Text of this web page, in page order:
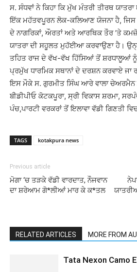
ਸ. ਸੰਧਵਾਂ ਨੇ ਕਿਹਾ ਕਿ ਮੁੱਖ ਮੰਤਰੀ ਤੀਰਥ
ਇੱਕ ਮਹੱਤਵਪੂਰਨ ਲੋਕ-ਕਲਿਆਣ ਯੋਜਨਾ ਹੈ, ਜਿਸ
ਦੇ ਨਾਗਰਿਕਾਂ, ਔਰਤਾਂ ਅਤੇ ਆਰਥਿਕ ਤੌਰ ’ਤੇ
ਯਾਤਰਾ ਦੀ ਸਹੂਲਤ ਮੁਹੱਈਆ ਕਰਵਾਉਣਾ ਹੈ।
ਤਹਿਤ ਰਾਜ ਦੇ ਵੱਖ-ਵੱਖ ਹਿੱਸਿਆਂ ਤੋਂ ਸ਼ਰਧਾਲੂਆਂ
ਪ੍ਰਮੁੱਖ ਧਾਰਮਿਕ ਸਥਾਨਾਂ ਦੇ ਦਰਸ਼ਨ ਕਰਵਾਏ ਜਾ
ਇਸ ਮੌਕੇ ਸ. ਗੁਰਮੀਤ ਸਿੰਘ ਆਰੇ ਵਾਲਾ ਚੇਅਰਮੈਨ
ਬੀਡੀਪੀਓ ਕੋਟਕਪੂਰਾ, ਸ੍ਰੀ ਵਿਕਾਸ ਸ਼ਰਮਾ,
ਪੰਚ,ਪਾਰਟੀ ਵਰਕਰਾਂ ਤੋਂ ਇਲਾਵਾ ਵੱਡੀ ਗਿਣਤੀ
TAGS kotakpura news
Previous article
ਮੋਗਾ ‘ਚ ਤੜਕੇ ਵੱਡੀ ਵਾਰਦਾਤ, ਨੌਜਵਾਨ
ਦਾ ਸ਼ਰੇਆਮ ਗੋ*ਲੀਆਂ ਮਾਰ ਕੇ ਕ*ਤਲ
RELATED ARTICLES MORE FROM
Tata Nexon Camo